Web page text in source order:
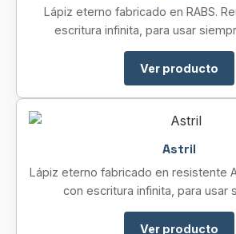
Lápiz eterno fabricado en RABS.
escritura infinita, para usar
Ver producto
Astril
Lápiz eterno fabricado en resistente
con escritura infinita, para usar
Ver producto